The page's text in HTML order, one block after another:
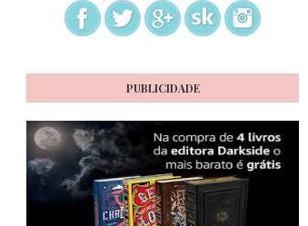
PUBLICIDADE